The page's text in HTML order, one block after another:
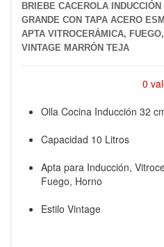
BRIEBE CACEROLA
GRANDE CON TAPA ACERO
APTA VITROCERÁMICA,
VINTAGE MARRÓN TEJA
0
Olla Cocina Inducción 32
Capacidad 10 Litros
Apta para Inducción,
Fuego, Horno
Estilo Vintage